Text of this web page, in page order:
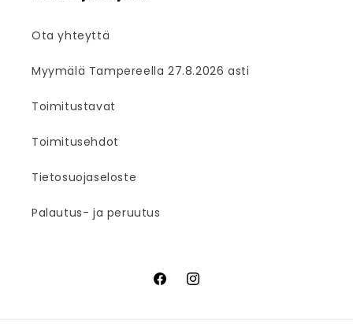
Ota yhteyttä
Myymälä Tampereella 27.8.2026 asti
Toimitustavat
Toimitusehdot
Tietosuojaseloste
Palautus- ja peruutus
FacebookInstagram